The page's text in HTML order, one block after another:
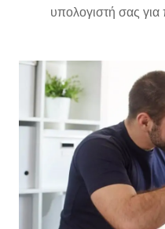
υπολογιστή σας για